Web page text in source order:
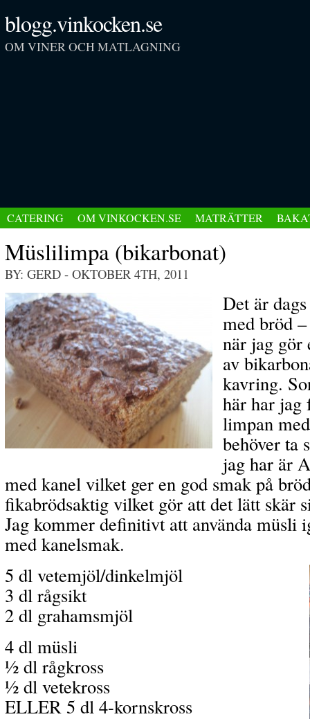
blogg.vinkocken.se
OM VINER OCH MATLAGNING
CATERING OM VINKOCKEN.SE MATRÄTTER
Müslilimpa (bikarbonat)
BY: GERD - OKTOBER 4TH, 2011
Det är
med bröd
när jag gör
av
kavring.
här har jag
limpan
behöver ta
jag har är
med kanel vilket ger en god smak på
fikabrödsaktig vilket gör att det lätt skär
Jag kommer definitivt att använda müsli
med kanelsmak.
5 dl vetemjöl/dinkelmjöl
3 dl rågsikt
2 dl grahamsmjöl
4 dl müsli
½ dl rågkross
½ dl vetekross
ELLER 5 dl 4-kornskross